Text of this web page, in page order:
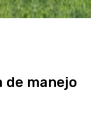
de manejo